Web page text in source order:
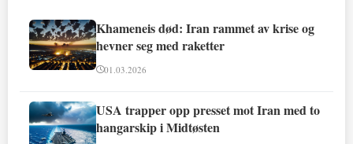
Khameneis død: Iran rammet av krise og
hevner seg med raketter
01.03.2026
USA trapper opp presset mot Iran med to
hangarskip i Midtøsten